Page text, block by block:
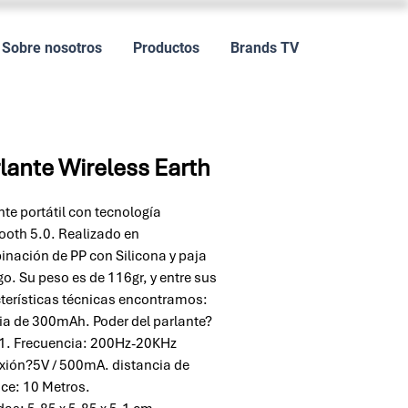
Sobre nosotros Productos Brands TV
Wireless Earth
portátil con tecnología
5.0. Realizado en
de PP con Silicona y paja
Su peso es de 116gr, y entre sus
técnicas encontramos:
de 300mAh. Poder del parlante?
Frecuencia: 200Hz-20KHz
/ 500mA. distancia de
10 Metros.